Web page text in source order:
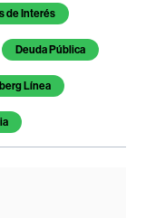
de Interés
Deuda Pública
Línea